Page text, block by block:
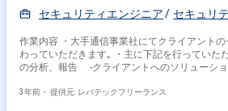
セキュリティエンジニア
セキュリ
作業内容 ・大手通信事業社にてクライアント
わっていただきます｡ ・主に下記を行ってい
の分析、報告 -クライアントへのソリューシ
3年前・ 提供元: レバテックフリーランス